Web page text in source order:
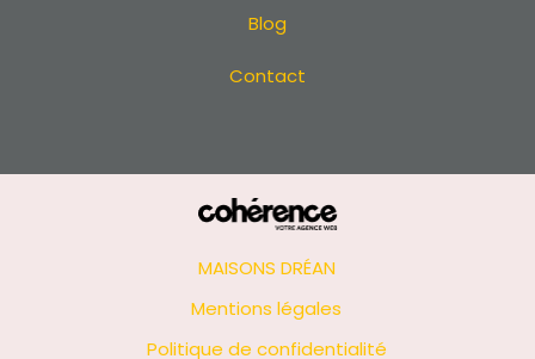
Maison sur mesure La Plaine-sur-Mer
Maison sur mesure Carquefou
Maison sur mesure Sainte-Luce-sur-Loire
Maison sur mesure à Saint-Philbert-de-Grand-Lieu
Maison sur mesure Les Sorinières
Maison sur mesure Sucé-sur-Erdre
Maison sur mesure Saint-Étienne-de-Montluc
Blog
Contact
MAISONS DRÉAN
Mentions légales
Politique de confidentialité